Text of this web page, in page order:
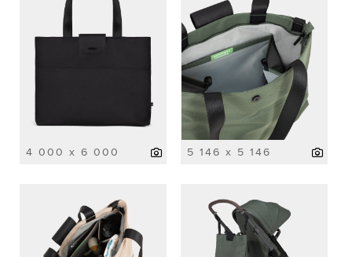
4 000 x 6 000 5 146 x 5 146